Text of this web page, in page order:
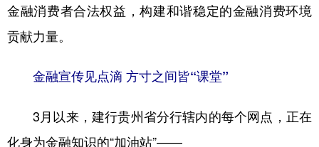
四川 贵州 云南 西藏
新疆 内蒙古 黑龙江
多语种频道
金融消费者合法权益，构建和谐稳定的金融消费环境
贡献力量。
金融宣传见点滴 方寸之间皆“课堂”
3月以来，建行贵州省分行辖内的每个网点，正在
化身为金融知识的“加油站”——